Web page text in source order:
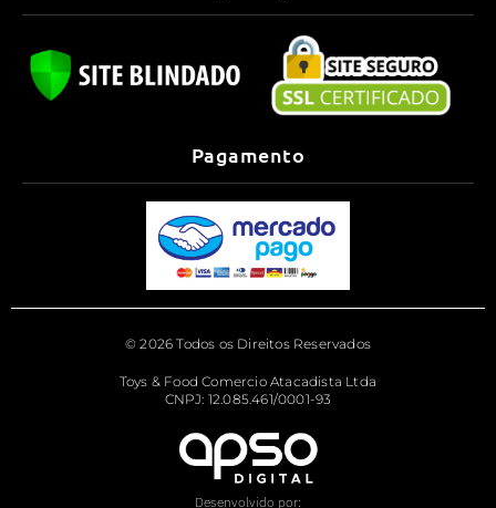
Pagamento
© 2026 Todos os Direitos Reservados
Toys & Food Comercio Atacadista Ltda
CNPJ: 12.085.461/0001-93
Desenvolvido por: